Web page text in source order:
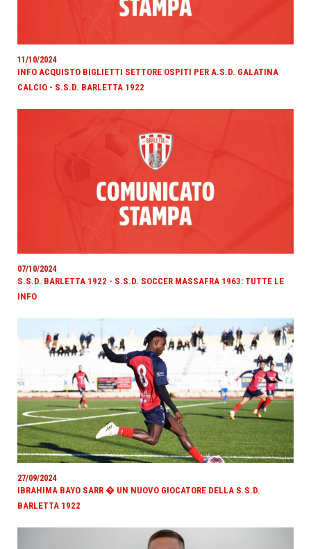
11/10/2024
INFO ACQUISTO BIGLIETTI SETTORE OSPITI PER A.S.D. GALATINA
CALCIO - S.S.D. BARLETTA 1922
07/10/2024
S.S.D. BARLETTA 1922 - S.S.D. SOCCER MASSAFRA 1963: TUTTE LE
INFO
27/09/2024
IBRAHIMA BAYO SARR � UN NUOVO GIOCATORE DELLA S.S.D.
BARLETTA 1922